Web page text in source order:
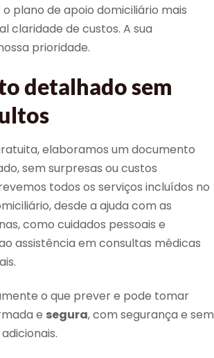
plano de apoio domiciliário mais
claridade de custos. A sua
prioridade.
detalhado sem
elaboramos um documento
sem surpresas ou custos
todos os serviços incluídos no
desde a ajuda com as
como cuidados pessoais e
assistência em consultas médicas
o que prever e pode tomar
e segura, com segurança e sem